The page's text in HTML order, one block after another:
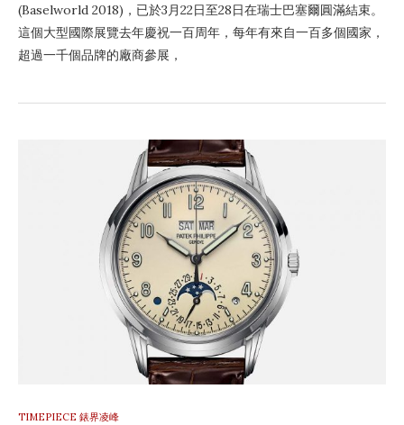
(Baselworld 2018)，已於3月22日至28日在瑞士巴塞爾圓滿結束。
這個大型國際展覽去年慶祝一百周年，每年有來自一百多個國家，
超過一千個品牌的廠商參展，
TIMEPIECE 錶界凌峰